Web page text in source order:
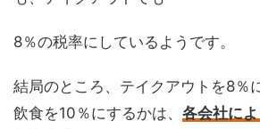
8％の税率にしているようです。
結局のところ、テイクアウトを8％
飲食を10％にするかは、 各会社に